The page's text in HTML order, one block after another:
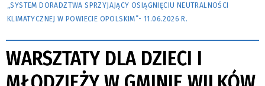
„SYSTEM DORADZTWA SPRZYJAJĄCY OSIĄGNIĘCIU NEUTRALNOŚCI
KLIMATYCZNEJ W POWIECIE OPOLSKIM”- 11.06.2026 R.
WARSZTATY DLA DZIECI I